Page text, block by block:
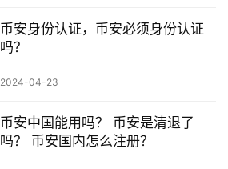
币安身份认证，币安必须身份认证
吗？
2024-04-23
币安中国能用吗？ 币安是清退了
吗？ 币安国内怎么注册？